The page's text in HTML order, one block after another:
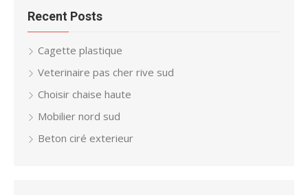
Recent Posts
Cagette plastique
Veterinaire pas cher rive sud
Choisir chaise haute
Mobilier nord sud
Beton ciré exterieur